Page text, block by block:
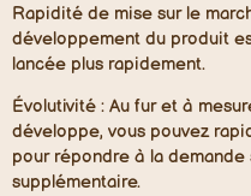
Rapidité de mise sur le
développement du produit
lancée plus rapidement.
Évolutivité : Au fur et à
développe, vous pouvez
pour répondre à la demande
supplémentaire.